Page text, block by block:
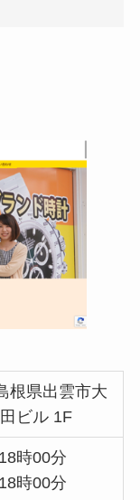
根県出雲市大
ビル 1F
時00分
時00分